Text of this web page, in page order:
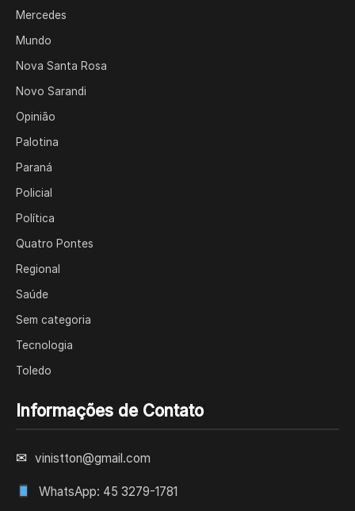
Mercedes
Mundo
Nova Santa Rosa
Novo Sarandi
Opinião
Palotina
Paraná
Policial
Política
Quatro Pontes
Regional
Saúde
Sem categoria
Tecnologia
Toledo
Informações de Contato
✉ vinistton@gmail.com
WhatsApp: 45 3279-1781